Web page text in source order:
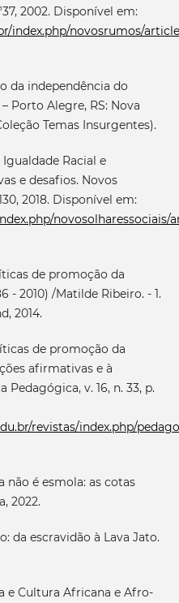
2002. Disponível em:
index.php/novosrumos/
da independência do
Porto Alegre, RS: Nova
Temas Insurgentes).
Racial e
e desafios. Novos
2018. Disponível em:
novosolharessociais/
de promoção da
- 2010) /Matilde Ribeiro. - 1.
2014.
de promoção da
afirmativas e à
v. 16, n. 33, p.
revistas/index.php/
não é esmola: as cotas
2022.
da escravidão à Lava Jato.
e Cultura Africana e Afro-